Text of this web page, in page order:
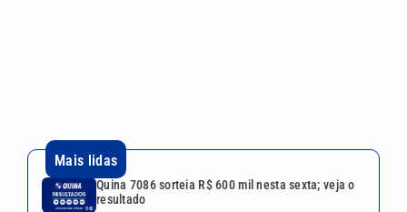
shows e atrações gratuitas em Atibaia
Larissa Manoela ganha disputa contra gravadora
após recurso ser negado pela Justiça